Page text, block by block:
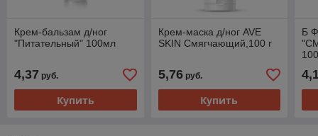
Крем-бальзам д/ног
"Питательный" 100мл
4,37 руб.
Купить
Крем-маска д/ног AVE
SKIN Смягчающий,100 г
5,76руб.
Купить
Б